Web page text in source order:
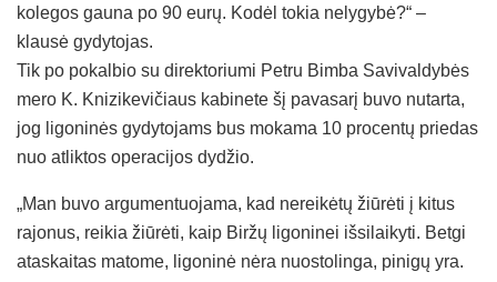
kolegos gauna po 90 eurų. Kodėl tokia nelygybė?“ –
klausė gydytojas.
Tik po pokalbio su direktoriumi Petru Bimba Savivaldybės
mero K. Knizikevičiaus kabinete šį pavasarį buvo nutarta,
jog ligoninės gydytojams bus mokama 10 procentų priedas
nuo atliktos operacijos dydžio.
„Man buvo argumentuojama, kad nereikėtų žiūrėti į kitus
rajonus, reikia žiūrėti, kaip Biržų ligoninei išsilaikyti. Betgi
ataskaitas matome, ligoninė nėra nuostolinga, pinigų yra.